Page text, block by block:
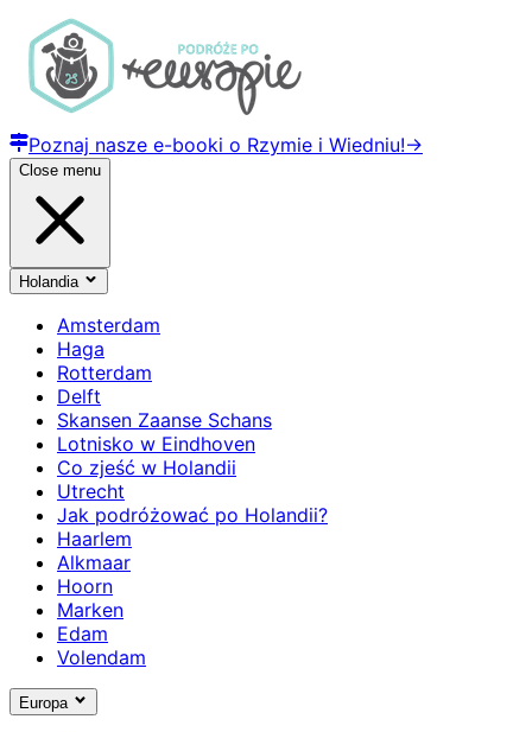
Poznaj nasze e-booki o Rzymie i Wiedniu!→
Close menu
Holandia
Amsterdam
Haga
Rotterdam
Delft
Skansen Zaanse Schans
Lotnisko w Eindhoven
Co zjeść w Holandii
Utrecht
Jak podróżować po Holandii?
Haarlem
Alkmaar
Hoorn
Marken
Edam
Volendam
Europa